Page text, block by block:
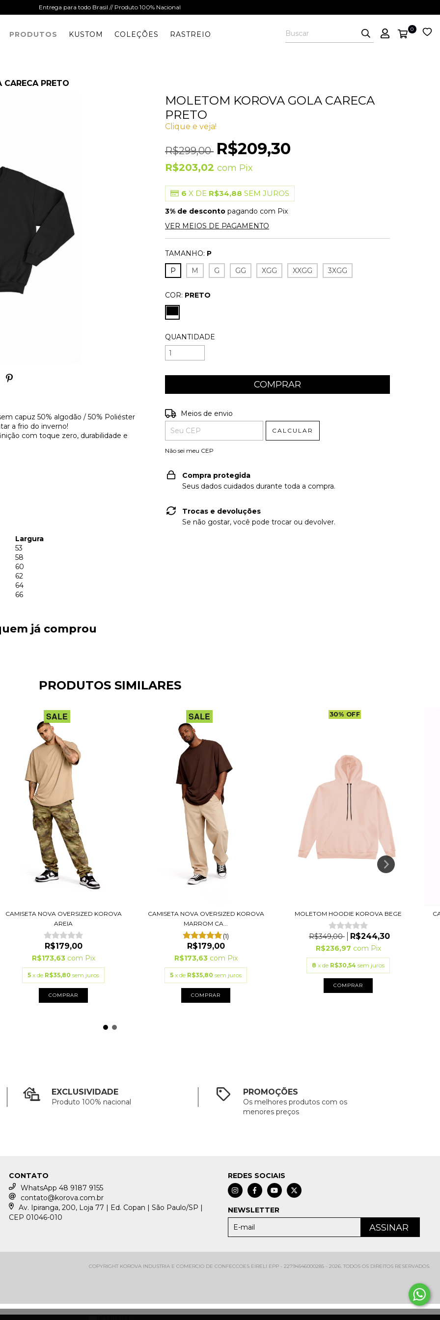
Entrega para todo Brasil // Produto 100% Nacional
PRODUTOS KUSTOM COLEÇÕES RASTREIO
0
PRETO
capuz 50% algodão / 50% Poliéster
a frio do inverno!
com toque zero, durabilidade e
Largura
53
58
60
62
64
66
MOLETOM KOROVA GOLA CARECA
PRETO
Clique e veja!
R$299,00 R$209,30
R$203,02com Pix
6 X DE R$34,88 SEM JUROS
3% de desconto pagando com Pix
VER MEIOS DE PAGAMENTO
TAMANHO: P
P
M G GG XGG XXGG 3XGG
COR: PRETO
QUANTIDADE
Entregas para o CEP:
Meios de envio
CALCULAR
Não sei meu CEP
Compra protegida
Seus dados cuidados durante toda a compra.
Trocas e devoluções
Se não gostar, você pode trocar ou devolver.
já comprou
PRODUTOS SIMILARES
SALE
CAMISETA NOVA OVERSIZED KOROVA
AREIA
R$179,00
R$173,63 com Pix
5 x de R$35,80 sem juros
COMPRAR
SALE
CAMISETA NOVA OVERSIZED KOROVA
MARROM CA...
(1)
R$179,00
R$173,63 com Pix
5 x de R$35,80 sem juros
COMPRAR
30% OFF
MOLETOM HOODIE KOROVA BEGE
R$349,00 R$244,30
R$236,97 com Pix
8 x de R$30,54 sem juros
COMPRAR
EXCLUSIVIDADE
Produto 100% nacional
PROMOÇÕES
Os melhores produtos com os
menores preços
CONTATO
WhatsApp 48 9187 9155
contato@korova.com.br
Av. Ipiranga, 200, Loja 77 | Ed. Copan | São Paulo/SP |
CEP 01046-010
REDES SOCIAIS
NEWSLETTER
COPYRIGHT KOROVA INDUSTRIA E COMERCIO DE CONFECCOES EIRELI EPP - 22794546000285 - 2026. TODOS OS DIREITOS RESERVADOS.